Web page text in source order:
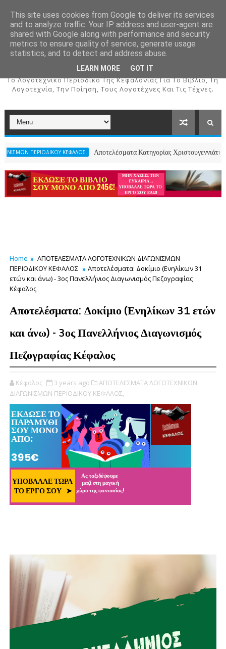
ΚΕΦΑΛΟΣ
To Λογοτεχνικό Περιοδικό Της Κεφαλονιάς Για Το Βιβλίο, Τη
Λογοτεχνία, Την Ποίηση, Τους Λογοτέχνες Και Τις Τέχνες.
ΚΕΦΑΛΟΣ Αποτελέσματα Κατηγορίας Χριστουγεννιάτικου
Home
ΑΠΟΤΕΛΕΣΜΑΤΑ ΛΟΓΟΤΕΧΝΙΚΩΝ ΔΙΑΓΩΝΙΣΜΩΝ
ΠΕΡΙΟΔΙΚΟΥ ΚΕΦΑΛΟΣ
Αποτελέσματα: Δοκίμιο (Ενηλίκων 31
ετών και άνω) - 3ος Πανελλήνιος Διαγωνισμός Πεζογραφίας
Κέφαλος
Αποτελέσματα: Δοκίμιο (Ενηλίκων 31 ετών
και άνω) - 3ος Πανελλήνιος Διαγωνισμός
Πεζογραφίας Κέφαλος
Κέφαλος 3 years ago
ΑΠΟΤΕΛΕΣΜΑΤΑ ΛΟΓΟΤΕΧΝΙΚΩΝ
ΔΙΑΓΩΝΙΣΜΩΝ ΠΕΡΙΟΔΙΚΟΥ ΚΕΦΑΛΟΣ,
This site uses cookies from Google to deliver its services
and to analyze traffic. Your IP address and user-agent are
shared with Google along with performance and security
metrics to ensure quality of service, generate usage
statistics, and to detect and address abuse.
LEARN MORE GOT IT